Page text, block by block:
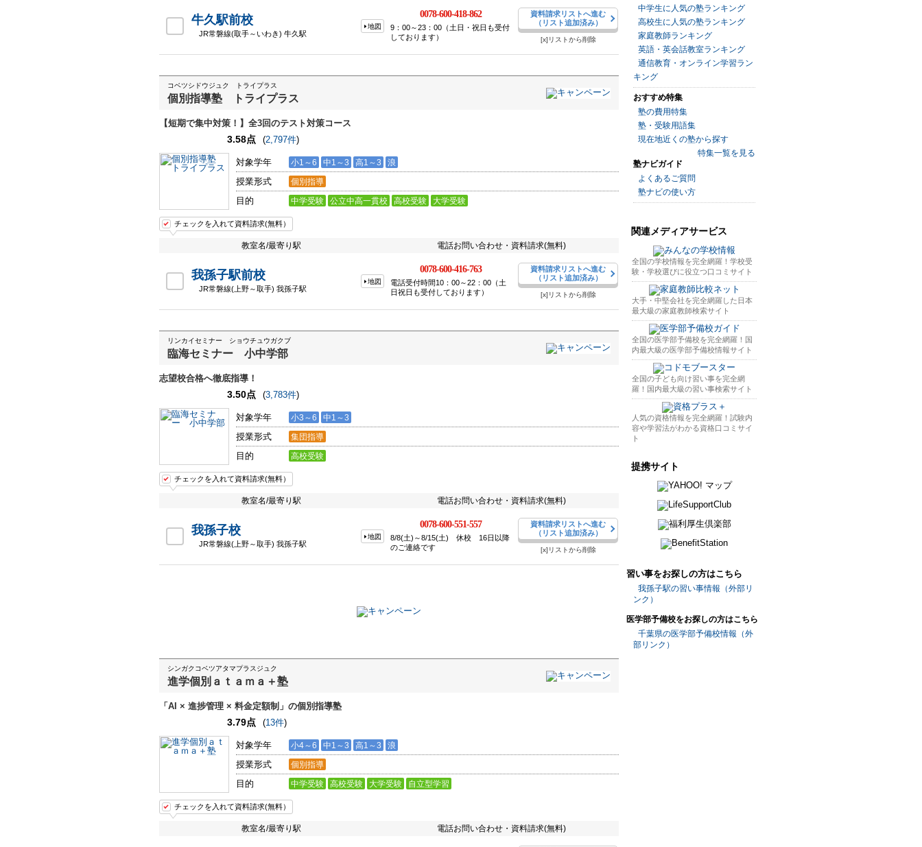
牛久駅前校
JR常磐線(取手～いわき) 牛久駅
地図
0078-600-418-862
9：00～23：00（土日・祝日も受付
しております）
資料請求リストへ進む
（リスト追加済み）
[x]リストから削除
コベツシドウジュク トライプラス
個別指導塾 トライプラス
【短期で集中対策！】全3回のテスト対策コース
3.58点 (2,797件)
対象学年 小1～6 中1～3 高1～3 浪
授業形式 個別指導
目的 中学受験 公立中高一貫校 高校受験 大学受験
チェックを入れて資料請求(無料）
教室名/最寄り駅 電話お問い合わせ・資料請求(無料)
我孫子駅前校
JR常磐線(上野～取手) 我孫子駅
地図
0078-600-416-763
電話受付時間10：00～22：00（土
日祝日も受付しております）
資料請求リストへ進む
（リスト追加済み）
[x]リストから削除
リンカイセミナー ショウチュウガクブ
臨海セミナー 小中学部
志望校合格へ徹底指導！
3.50点 (3,783件)
対象学年 小3～6 中1～3
授業形式 集団指導
目的 高校受験
チェックを入れて資料請求(無料）
教室名/最寄り駅 電話お問い合わせ・資料請求(無料)
我孫子校
JR常磐線(上野～取手) 我孫子駅
地図
0078-600-551-557
8/8(土)～8/15(土) 休校 16日以降
のご連絡です
資料請求リストへ進む
（リスト追加済み）
[x]リストから削除
シンガクコベツアタマプラスジュク
進学個別ａｔａｍａ＋塾
「AI × 進捗管理 × 料金定額制」の個別指導塾
3.79点 (13件)
対象学年 小4～6 中1～3 高1～3 浪
授業形式 個別指導
目的 中学受験 高校受験 大学受験 自立型学習
チェックを入れて資料請求(無料）
教室名/最寄り駅 電話お問い合わせ・資料請求(無料)
中学生に人気の塾ランキング
高校生に人気の塾ランキング
家庭教師ランキング
英語・英会話教室ランキング
通信教育・オンライン学習ラン
キング
おすすめ特集
塾の費用特集
塾・受験用語集
現在地近くの塾から探す
特集一覧を見る
塾ナビガイド
よくあるご質問
塾ナビの使い方
関連メディアサービス
全国の学校情報を完全網羅！学校受
験・学校選びに役立つ口コミサイト
大手・中堅会社を完全網羅した日本
最大級の家庭教師検索サイト
全国の医学部予備校を完全網羅！国
内最大級の医学部予備校情報サイト
全国の子ども向け習い事を完全網
羅！国内最大級の習い事検索サイト
人気の資格情報を完全網羅！試験内
容や学習法がわかる資格口コミサイ
ト
提携サイト
習い事をお探しの方はこちら
我孫子駅の習い事情報（外部リ
ンク）
医学部予備校をお探しの方はこちら
千葉県の医学部予備校情報（外
部リンク）